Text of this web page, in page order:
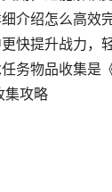
介绍怎么高效
快提升战力，
务物品收集是
集攻略